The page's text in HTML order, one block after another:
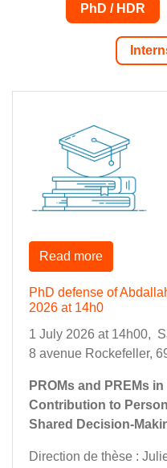
PhD / HDR
PhD defense of
2026 at 14h0
1 July 2026 at 14h00,
8 avenue Rockefeller,
PROMs and PREMs
Contribution to
Shared Decision-
Direction de thèse :
Read more